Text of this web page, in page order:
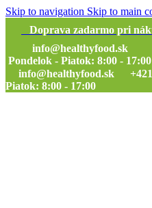
Skip to navigation Skip to main
Doprava zadarmo pri
info@healthyfood.sk
Pondelok - Piatok: 8:00 - 17:00
info@healthyfood.sk
Piatok: 8:00 - 17:00